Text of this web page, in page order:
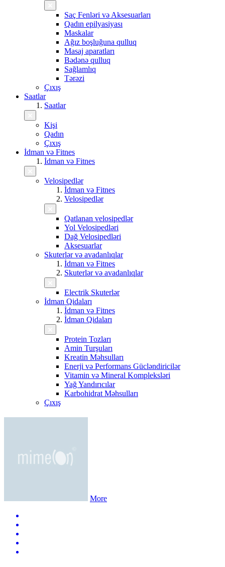
Saç Fenləri və Aksesuarları
Qadın epilyasiyası
Maskalar
Ağız boşluğuna qulluq
Masaj aparatları
Bədənə qulluq
Sağlamlıq
Tərəzi
Çıxış
Saatlar
Saatlar
Kişi
Qadın
Çıxış
İdman və Fitnes
İdman və Fitnes
Velosipedlər
İdman və Fitnes
Velosipedlər
Qatlanan velosipedlər
Yol Velosipedləri
Dağ Velosipedləri
Aksesuarlar
Skuterlər və avadanlıqlar
İdman və Fitnes
Skuterlər və avadanlıqlar
Electrik Skuterlər
İdman Qidaları
İdman və Fitnes
İdman Qidaları
Protein Tozları
Amin Turşuları
Kreatin Məhsulları
Enerji və Performans Gücləndiricilər
Vitamin və Mineral Kompleksləri
Yağ Yandırıcılar
Karbohidrat Məhsulları
Çıxış
More